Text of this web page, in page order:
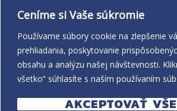
Ceníme si Vaše súkromie
Používame súbory cookie na zlepšenie
prehliadania, poskytovanie
obsahu a analýzu našej návštevnosti.
všetko“ súhlasíte s naším používaním
AKCEPTOVAŤ